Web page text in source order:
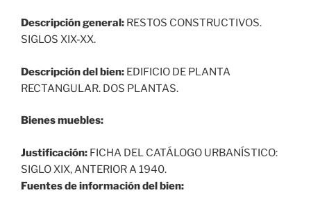
Descripción general: RESTOS CONSTRUCTIVOS.
SIGLOS XIX-XX.
Descripción del bien: EDIFICIO DE PLANTA
RECTANGULAR. DOS PLANTAS.
Bienes muebles:
Justificación: FICHA DEL CATÁLOGO URBANÍSTICO:
SIGLO XIX, ANTERIOR A 1940.
Fuentes de información del bien: